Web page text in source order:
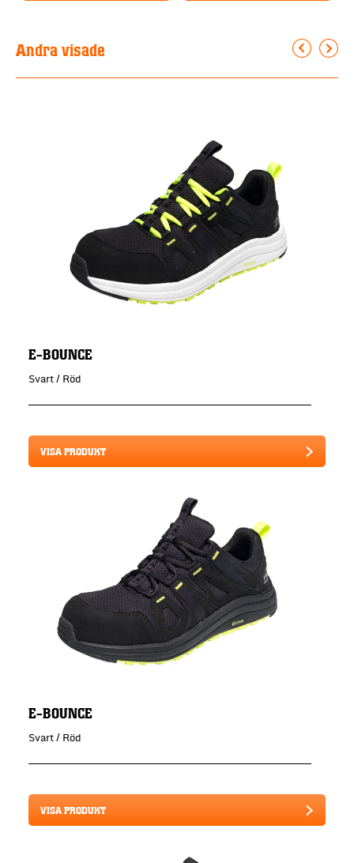
Andra visade
E-BOUNCE
Svart / Röd
VISA PRODUKT
E-BOUNCE
Svart / Röd
VISA PRODUKT